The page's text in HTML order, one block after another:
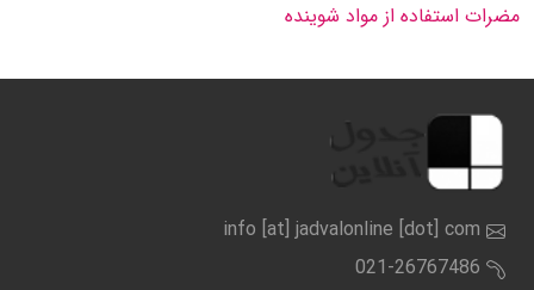
مضرات استفاده از مواد شوینده
info [at] jadvalonline [dot] com
021-26767486